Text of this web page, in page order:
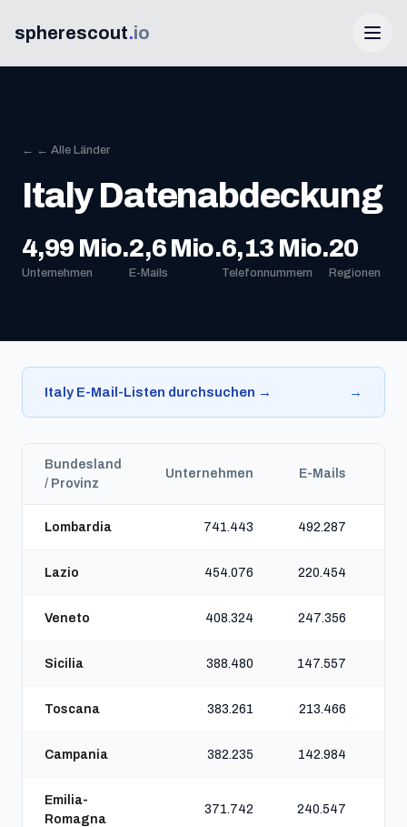
spherescout.io
Anmelden
← ← Alle Länder
Italy Datenabdeckung
4,99 Mio.
Unternehmen
2,6 Mio.
E-Mails
6,13 Mio.
Telefonnummern
20
Regionen
Italy E-Mail-Listen durchsuchen → →
Bundesland
/ Provinz
Unternehmen E-Mails
Lombardia 741.443 492.287
Lazio 454.076 220.454
Veneto 408.324 247.356
Sicilia 388.480 147.557
Toscana 383.261 213.466
Campania 382.235 142.984
Emilia-
Romagna
371.742 240.547